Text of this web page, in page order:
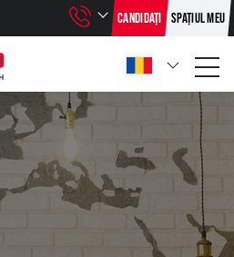
CANDIDAȚI SPAȚIUL MEU